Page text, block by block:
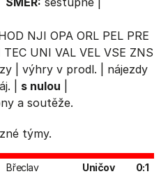
NJI OPA ORL PEL PRE
TEC UNI VAL VEL VSE ZNS
výhry v prodl.
nájezdy
s nulou
a soutěže.
týmy.
Břeclav Uničov
0:1